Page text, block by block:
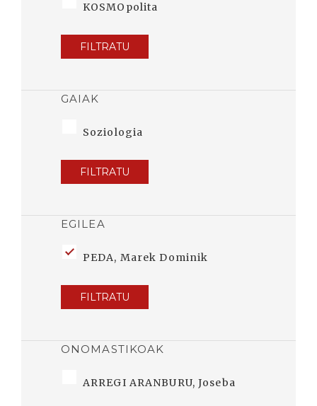
KOSMOpolita
FILTRATU
GAIAK
Soziologia
FILTRATU
EGILEA
PEDA, Marek Dominik
FILTRATU
ONOMASTIKOAK
ARREGI ARANBURU, Joseba